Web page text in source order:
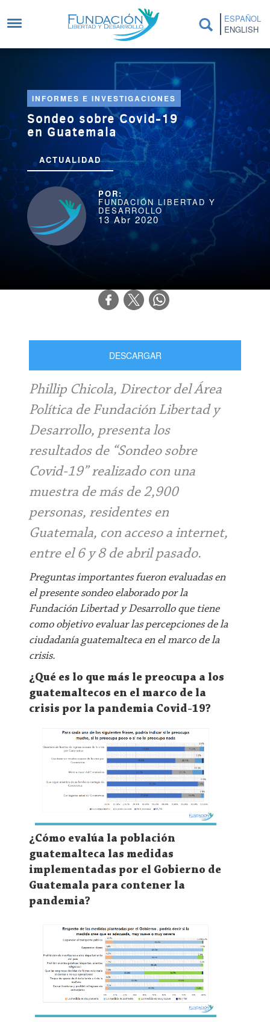
ESPAÑOL
ENGLISH
INFORMES E INVESTIGACIONES
Sondeo sobre Covid-19
en Guatemala
ACTUALIDAD
FUNDACIÓN LIBERTAD Y
DESARROLLO
13 Abr 2020
DESCARGAR
Phillip Chicola, Director del Área
Política de Fundación Libertad y
Desarrollo, presenta los
resultados de “Sondeo sobre
Covid-19” realizado con una
muestra de más de 2,900
personas, residentes en
Guatemala, con acceso a internet,
entre el 6 y 8 de abril pasado.
Preguntas importantes fueron evaluadas en
el presente sondeo elaborado por la
Fundación Libertad y Desarrollo que tiene
como objetivo evaluar las percepciones de la
ciudadanía guatemalteca en el marco de la
crisis.
¿Qué es lo que más le preocupa a los
guatemaltecos en el marco de la
crisis por la pandemia Covid-19?
¿Cómo evalúa la población
guatemalteca las medidas
implementadas por el Gobierno de
Guatemala para contener la
pandemia?